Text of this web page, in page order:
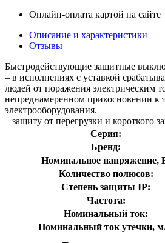
Онлайн-оплата картой на сайте
Описание и характеристики
Отзывы
Быстродействующие защитные
– в исполнениях с уставкой
людей от поражения электрическим
непреднамеренном прикосновении к
электрооборудования.
– защиту от перегрузки и короткого
Серия:
Бренд:
Номинальное напряжение,
Количество полюсов:
Степень защиты IP:
Частота:
Номинальный ток:
Номинальный ток утечки,